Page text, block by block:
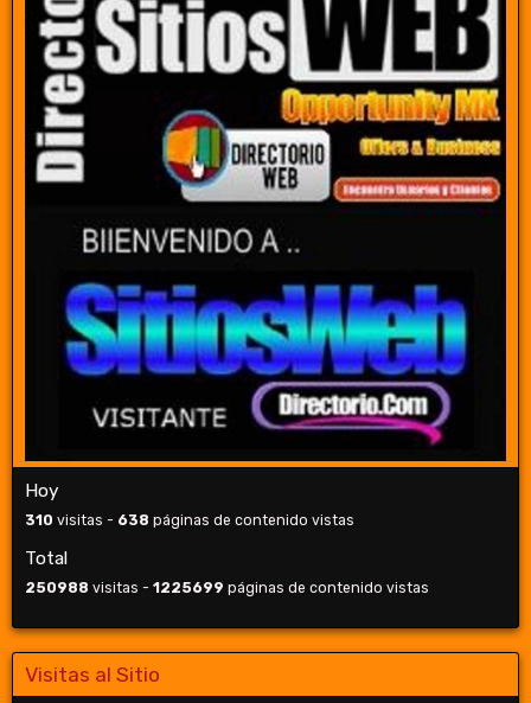
Hoy
310 visitas - 638 páginas de contenido vistas
Total
250988 visitas - 1225699 páginas de contenido vistas
Visitas al Sitio